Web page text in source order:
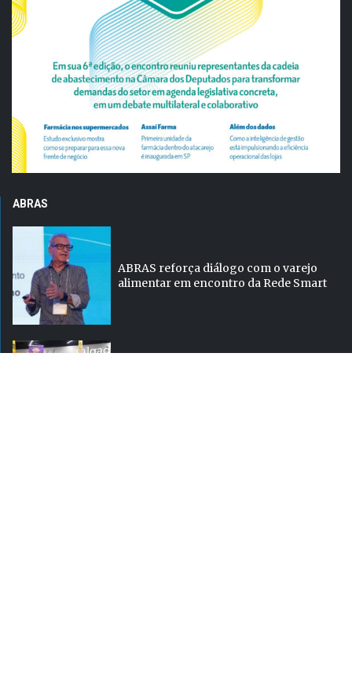
ABRAS
ABRAS reforça diálogo com o varejo
alimentar em encontro da Rede Smart